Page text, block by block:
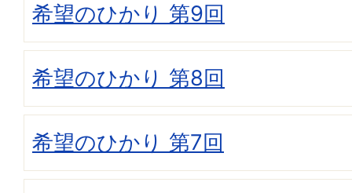
希望のひかり 第9回
希望のひかり 第8回
希望のひかり 第7回